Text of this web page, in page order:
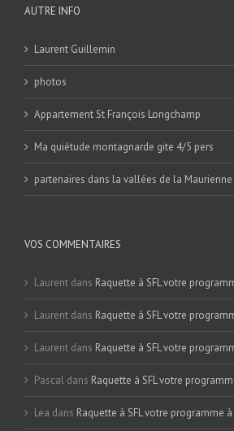
AUTRE INFO
Laurent Guillemin
photos
Appartement St François Longchamp
Ma quiétude montagnarde gite 4/5 pers
partenaires dans la vallées de la Maurienne
VOS COMMENTAIRES
Laurent dans Raquette à SFL votre
Laurent dans Raquette à SFL votre
Laurent dans Raquette à SFL votre
Pascal dans Raquette à SFL votre
Lea dans Raquette à SFL votre programme